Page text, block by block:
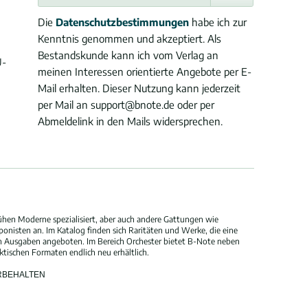
Die Datenschutzbestimmungen habe ich zur
Kenntnis genommen und akzeptiert. Als
Bestandskunde kann ich vom Verlag an
meinen Interessen orientierte Angebote per E-
Mail erhalten. Dieser Nutzung kann jederzeit
per Mail an support@bnote.de oder per
Abmeldelink in den Mails widersprechen.
Moderne spezialisiert, aber auch andere Gattungen wie
an. Im Katalog finden sich Raritäten und Werke, die eine
angeboten. Im Bereich Orchester bietet B-Note neben
Formaten endlich neu erhältlich.